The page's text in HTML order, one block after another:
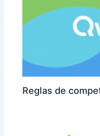
Reglas de